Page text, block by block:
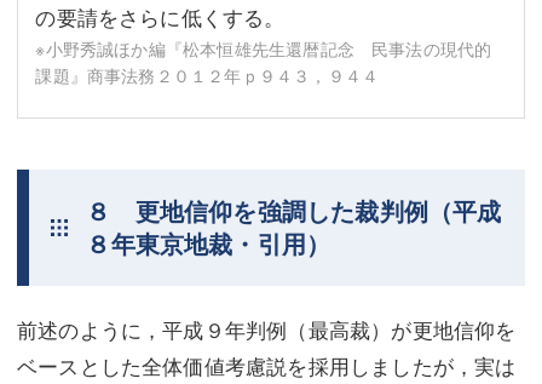
の要請をさらに低くする。
※小野秀誠ほか編『松本恒雄先生還暦記念 民事法の現代的
課題』商事法務２０１２年ｐ９４３，９４４
８ 更地信仰を強調した裁判例（平成
８年東京地裁・引用）
前述のように，平成９年判例（最高裁）が更地信仰を
ベースとした全体価値考慮説を採用しましたが，実は